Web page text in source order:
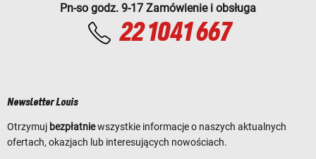
Pn-so godz. 9-17 Zamówienie i obsługa
22 1041 667
Newsletter Louis
Otrzymuj bezpłatniewszystkie informacje o naszych aktualnych
ofertach, okazjach lub interesujących nowościach.